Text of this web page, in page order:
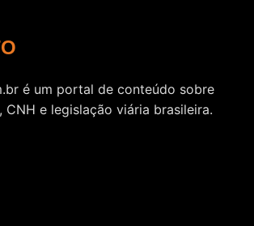
é um portal de conteúdo sobre
CNH e legislação viária brasileira.